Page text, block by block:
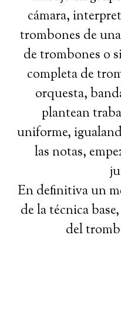
cámara,
trombones de
de trombones o
completa de
orquesta,
plantean
uniforme,
las notas,
En definitiva un
de la técnica
del